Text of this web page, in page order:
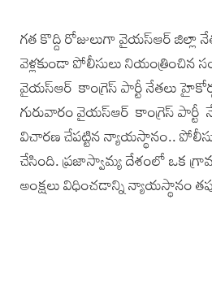
గత కొద్ది రోజులుగా వైయ‌స్ఆర్ జిల్లా
వెళ్లకుండా పోలీసులు నియంత్రించిన
వైయ‌స్ఆర్ కాంగ్రెస్‌ పార్టీ నేతలు
గురువారం వైయ‌స్ఆర్ కాంగ్రెస్‌ పార్టీ
విచారణ చేపట్టిన న్యాయస్థానం..
చేసింది. ప్రజాస్వామ్య దేశంలో ఒక
అంక్షలు విధించడాన్ని న్యాయస్థానం